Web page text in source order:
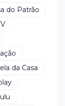
do Patrão
da Casa